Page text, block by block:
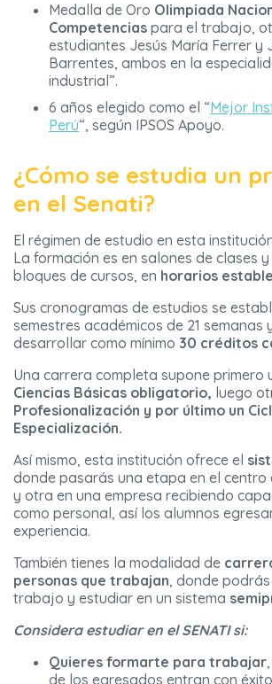
Medalla de Oro Olimpiada
Competencias para el trabajo,
estudiantes Jesús María Ferrer y
Barrentes, ambos en la
industrial”.
6 años elegido como el “Mejor
Perú“, según IPSOS Apoyo.
¿Cómo se estudia un
en el Senati?
El régimen de estudio en esta
La formación es en salones de clases
bloques de cursos, en horarios
Sus cronogramas de estudios se
semestres académicos de 21 semanas
desarrollar como mínimo 30 créditos
Una carrera completa supone primero
Ciencias Básicas obligatorio, luego
Profesionalización y por último un
Especialización.
Así mismo, esta institución ofrece el
donde pasarás una etapa en el centro
y otra en una empresa recibiendo
como personal, así los alumnos
experiencia.
También tienes la modalidad de
personas que trabajan, donde
trabajo y estudiar en un sistema
Considera estudiar en el SENATI si:
Quieres formarte para trabajar
de los egresados entran con